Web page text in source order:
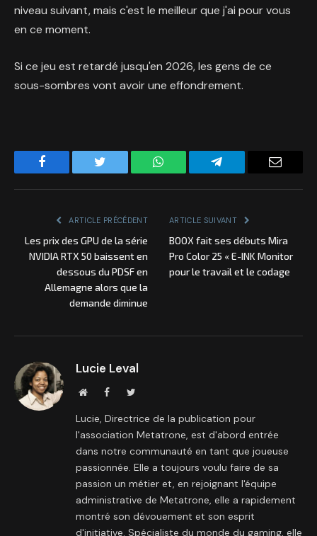
niveau suivant, mais c'est le meilleur que j'ai pour vous
en ce moment.
Si ce jeu est retardé jusqu'en 2026, les gens de ce
sous-sombres vont avoir une effondrement.
Facebook Twitter WhatsApp Telegram
ARTICLE PRÉCÉDENT
Les prix des GPU de la série
NVIDIA RTX 50 baissent en
dessous du PDSF en
Allemagne alors que la
demande diminue
ARTICLE SUIVANT
BOOX fait ses débuts Mira
Pro Color 25 « E-INK Monitor
pour le travail et le codage
Lucie Leval
Site
FacebookTwitter
Lucie, Directrice de la publication pour
l'association Metatrone, est d'abord entrée
dans notre communauté en tant que joueuse
passionnée. Elle a toujours voulu faire de sa
passion un métier et, en rejoignant l'équipe
administrative de Metatrone, elle a rapidement
montré son dévouement et son esprit
d'initiative. Spécialiste du monde du gaming, elle